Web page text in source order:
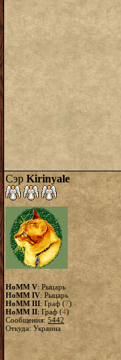
Сэр Kirinyale
HoMM V: Рыцарь
HoMM IV: Рыцарь
HoMM III: Граф (7)
HoMM II: Граф (4)
Сообщения: 5442
Откуда: Украина